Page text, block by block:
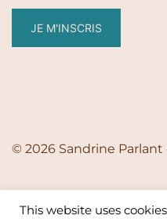
JE M'INSCRIS
© 2026 Sandrine Parlant
This website uses